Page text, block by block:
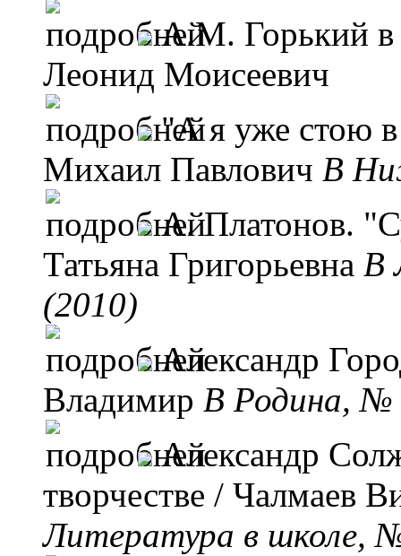
А.М. Горький
Леонид Моисеевич
"А я уже стою
Михаил Павлович B
А. Платонов.
Татьяна Григорьевна B
(2010)
Александр
Владимир B Родина, №
Александр
творчестве / Чалмаев
Литература в школе,